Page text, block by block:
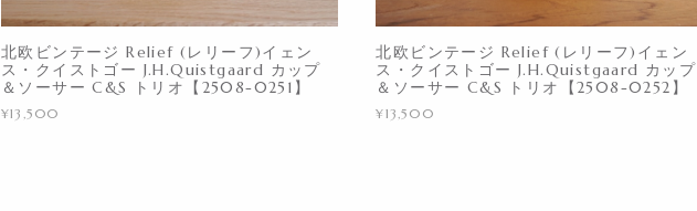
北欧ビンテージ Relief (レリーフ)イェン
ス・クイストゴー J.H.Quistgaard カップ
＆ソーサー C&S トリオ【2508-0251】
¥13,500
北欧ビンテージ Relief (レリーフ)イェン
ス・クイストゴー J.H.Quistgaard カップ
＆ソーサー C&S トリオ【2508-0252】
¥13,500